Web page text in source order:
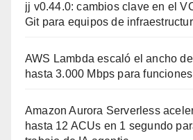
jj v0.44.0: cambios clave en el
Git para equipos de
AWS Lambda escaló el ancho
hasta 3.000 Mbps para
Amazon Aurora Serverless
hasta 12 ACUs en 1 segundo